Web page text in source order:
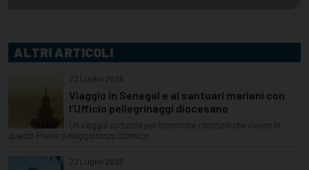
ALTRI ARTICOLI
22 Luglio 2026
Viaggio in Senegal e ai santuari mariani con
l’Ufficio pellegrinaggi diocesano
Un viaggio culturale per incontrare i cristiani che vivono in
questo Paese a maggioranza islamica
22 Luglio 2026